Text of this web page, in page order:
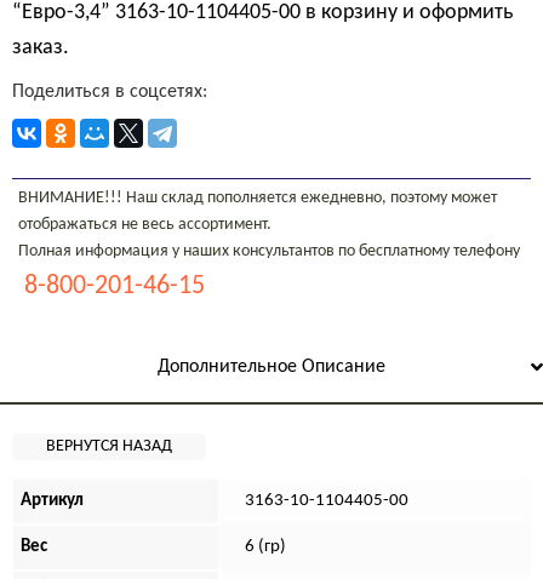
“Евро-3,4” 3163-10-1104405-00 в корзину и оформить
заказ.
Поделиться в соцсетях:
ВНИМАНИЕ!!! Наш склад пополняется ежедневно, поэтому может
отображаться не весь ассортимент.
Полная информация у наших консультантов по бесплатному телефону
8-800-201-46-15
Дополнительное Описание
Артикул 3163-10-1104405-00
Вес 6 (гр)